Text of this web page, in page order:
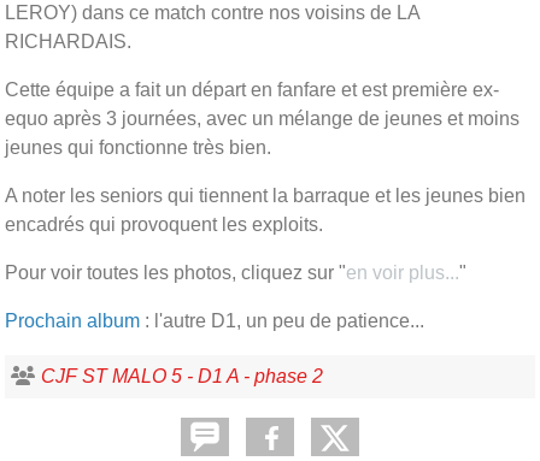
LEROY) dans ce match contre nos voisins de LA
RICHARDAIS.
Cette équipe a fait un départ en fanfare et est première ex-
equo après 3 journées, avec un mélange de jeunes et moins
jeunes qui fonctionne très bien.
A noter les seniors qui tiennent la barraque et les jeunes bien
encadrés qui provoquent les exploits.
Pour voir toutes les photos, cliquez sur "en voir plus..."
Prochain album : l'autre D1, un peu de patience...
CJF ST MALO 5 - D1 A - phase 2